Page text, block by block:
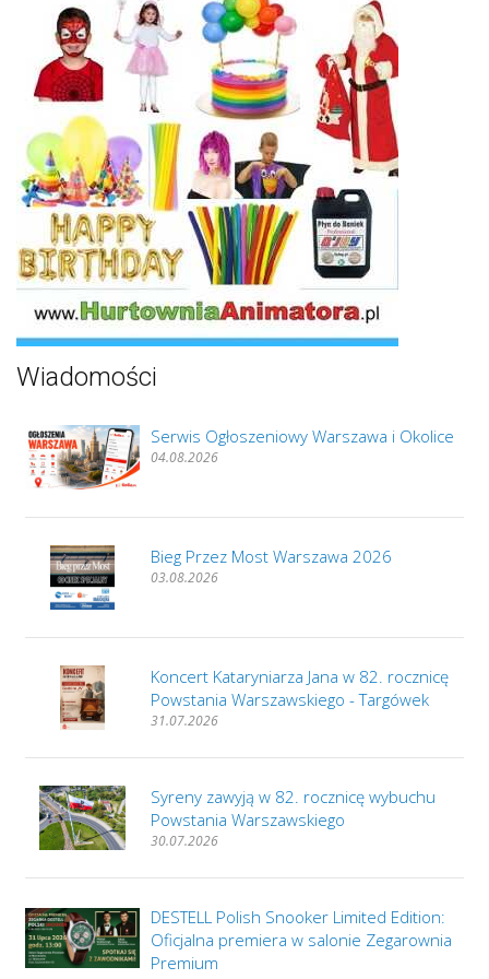
Wiadomości
Serwis Ogłoszeniowy Warszawa i Okolice
04.08.2026
Bieg Przez Most Warszawa 2026
03.08.2026
Koncert Kataryniarza Jana w 82. rocznicę
Powstania Warszawskiego - Targówek
31.07.2026
Syreny zawyją w 82. rocznicę wybuchu
Powstania Warszawskiego
30.07.2026
DESTELL Polish Snooker Limited Edition:
Oficjalna premiera w salonie Zegarownia
Premium